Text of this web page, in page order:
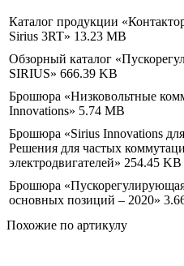
Каталог продукции
Sirius 3RT» 13.23 MB
Обзорный каталог
SIRIUS» 666.39 KB
Брошюра «Низковольтные
Innovations» 5.74 MB
Брошюра «Sirius Innovations
Решения для частых
электродвигателей» 254.45 KB
Брошюра «Пускорегулирующая
основных позиций – 2020»
Похожие по артикулу